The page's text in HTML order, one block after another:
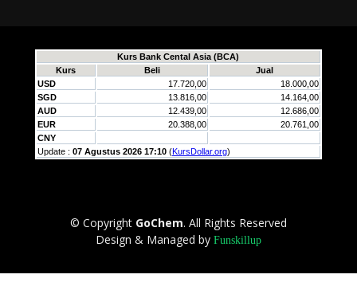
© Copyright GoChem. All Rights Reserved
Design & Managed by Funskillup